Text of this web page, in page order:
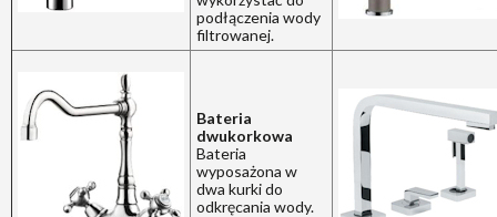
podłączenia wody
filtrowanej.
Bateria
dwukorkowa
Bateria
wyposażona w
dwa kurki do
odkręcania wody.